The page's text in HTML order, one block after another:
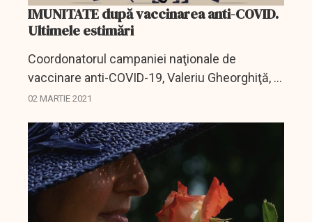
IMUNITATE după vaccinarea anti-COVID.
Ultimele estimări
Coordonatorul campaniei naţionale de
vaccinare anti-COVID-19, Valeriu Gheorghiţă, a
afirmat marţi că vaccinurile asigură o protecţie
02 MARTIE 2021